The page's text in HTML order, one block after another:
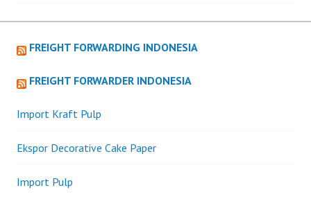
FREIGHT FORWARDING INDONESIA
FREIGHT FORWARDER INDONESIA
Import Kraft Pulp
Ekspor Decorative Cake Paper
Import Pulp